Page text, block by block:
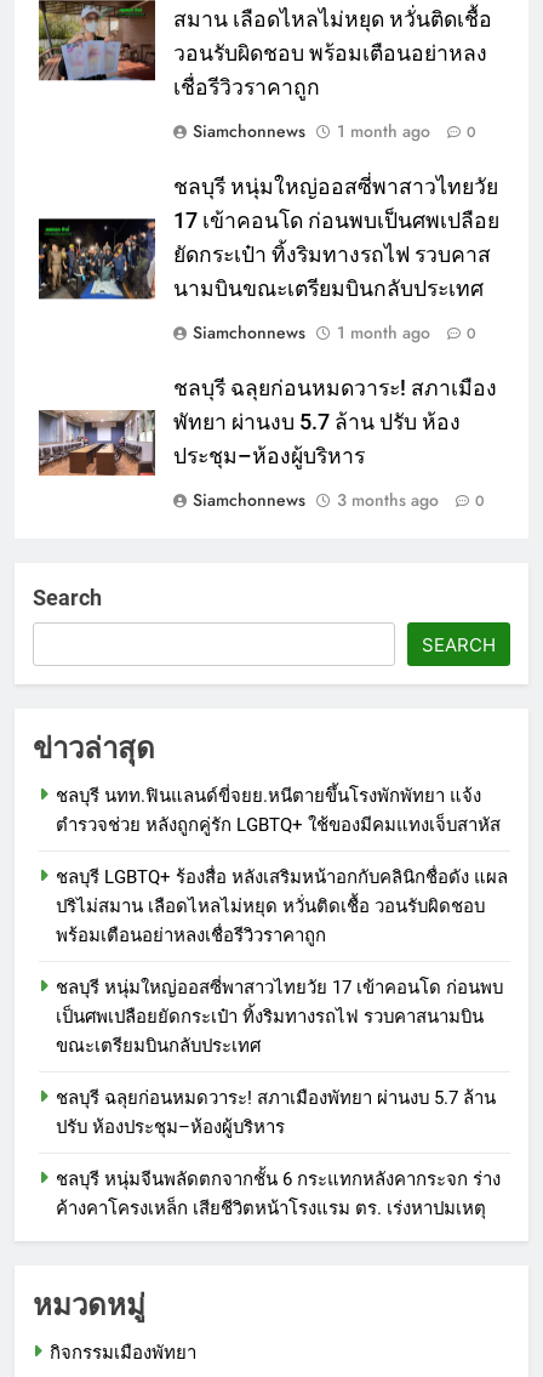
สมาน เลือดไหลไม่หยุด หวั่นติดเชื้อ
วอนรับผิดชอบ พร้อมเตือนอย่าหลง
เชื่อรีวิวราคาถูก
Siamchonnews
1 month ago 0
ชลบุรี หนุ่มใหญ่ออสซี่พาสาวไทยวัย
17 เข้าคอนโด ก่อนพบเป็นศพเปลือย
ยัดกระเป๋า ทิ้งริมทางรถไฟ รวบคาส
นามบินขณะเตรียมบินกลับประเทศ
Siamchonnews
1 month ago 0
ชลบุรี ฉลุยก่อนหมดวาระ! สภาเมือง
พัทยา ผ่านงบ 5.7 ล้าน ปรับ ห้อง
ประชุม–ห้องผู้บริหาร
Siamchonnews
3 months ago 0
Search
SEARCH
ข่าวล่าสุด
ชลบุรี นทท.ฟินแลนด์ขี่จยย.หนีตายขึ้นโรงพักพัทยา แจ้ง
ตำรวจช่วย หลังถูกคู่รัก LGBTQ+ ใช้ของมีคมแทงเจ็บสาหัส
ชลบุรี LGBTQ+ ร้องสื่อ หลังเสริมหน้าอกกับคลินิกชื่อดัง แผล
ปริไม่สมาน เลือดไหลไม่หยุด หวั่นติดเชื้อ วอนรับผิดชอบ
พร้อมเตือนอย่าหลงเชื่อรีวิวราคาถูก
ชลบุรี หนุ่มใหญ่ออสซี่พาสาวไทยวัย 17 เข้าคอนโด ก่อนพบ
เป็นศพเปลือยยัดกระเป๋า ทิ้งริมทางรถไฟ รวบคาสนามบิน
ขณะเตรียมบินกลับประเทศ
ชลบุรี ฉลุยก่อนหมดวาระ! สภาเมืองพัทยา ผ่านงบ 5.7 ล้าน
ปรับ ห้องประชุม–ห้องผู้บริหาร
ชลบุรี หนุ่มจีนพลัดตกจากชั้น 6 กระแทกหลังคากระจก ร่าง
ค้างคาโครงเหล็ก เสียชีวิตหน้าโรงแรม ตร. เร่งหาปมเหตุ
หมวดหมู่
กิจกรรมเมืองพัทยา